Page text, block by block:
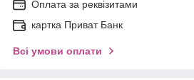
Оплата за реквізитами
картка Приват Банк
Всі умови оплати